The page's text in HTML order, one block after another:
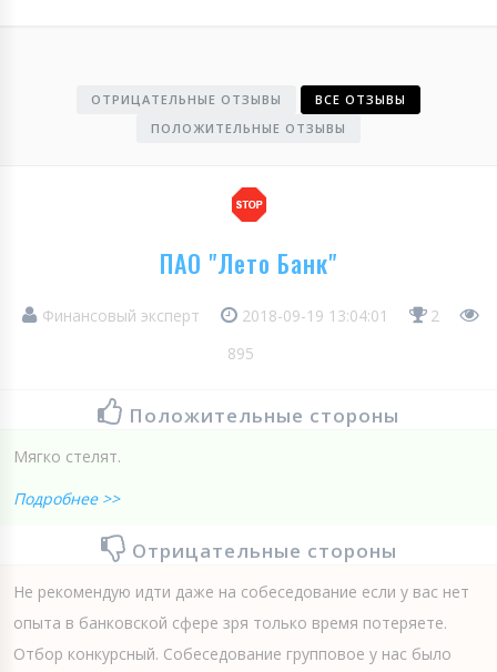
ОТРИЦАТЕЛЬНЫЕ ОТЗЫВЫ
ВСЕ ОТЗЫВЫ
ПОЛОЖИТЕЛЬНЫЕ ОТЗЫВЫ
ПАО "Лето Банк"
Финансовый эксперт 2018-09-19 13:04:01
2
895
Положительные стороны
Мягко стелят.
Подробнее >>
Отрицательные стороны
Не рекомендую идти даже на собеседование если у вас нет
опыта в банковской сфере зря только время потеряете.
Отбор конкурсный. Собеседование групповое у нас было